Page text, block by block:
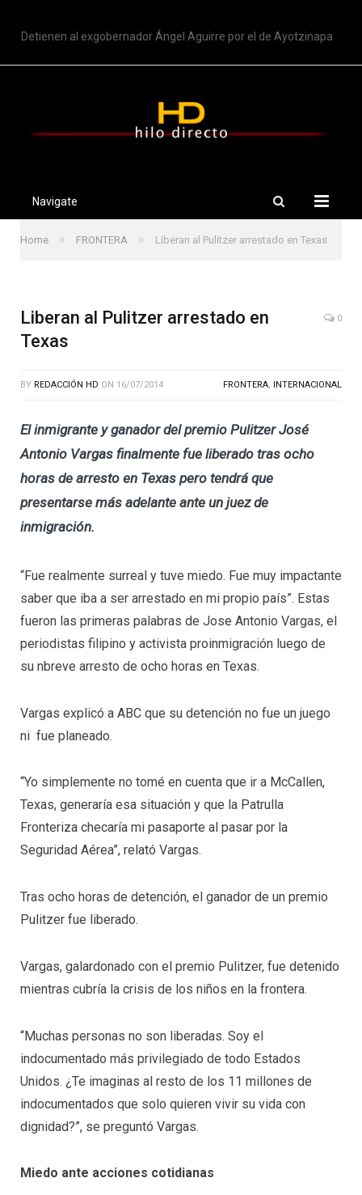
Detienen al exgobernador Ángel Aguirre por el de Ayotzinapa
Navigate
Home » FRONTERA » Liberan al Pulitzer arrestado en Texas
Liberan al Pulitzer arrestado en
Texas
0
BY REDACCIÓN HD ON 16/07/2014 FRONTERA, INTERNACIONAL
El inmigrante y ganador del premio Pulitzer José
Antonio Vargas finalmente fue liberado tras ocho
horas de arresto en Texas pero tendrá que
presentarse más adelante ante un juez de
inmigración.
“Fue realmente surreal y tuve miedo. Fue muy impactante
saber que iba a ser arrestado en mi propio país”. Estas
fueron las primeras palabras de Jose Antonio Vargas, el
periodistas filipino y activista proinmigración luego de
su nbreve arresto de ocho horas en Texas.
Vargas explicó a ABC que su detención no fue un juego
ni fue planeado.
“Yo simplemente no tomé en cuenta que ir a McCallen,
Texas, generaría esa situación y que la Patrulla
Fronteriza checaría mi pasaporte al pasar por la
Seguridad Aérea”, relató Vargas.
Tras ocho horas de detención, el ganador de un premio
Pulitzer fue liberado.
Vargas, galardonado con el premio Pulitzer, fue detenido
mientras cubría la crisis de los niños en la frontera.
“Muchas personas no son liberadas. Soy el
indocumentado más privilegiado de todo Estados
Unidos. ¿Te imaginas al resto de los 11 millones de
indocumentados que solo quieren vivir su vida con
dignidad?”, se preguntó Vargas.
Miedo ante acciones cotidianas